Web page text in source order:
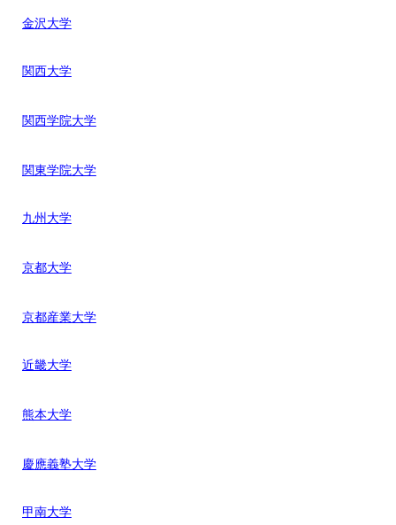
金沢大学
関西大学
関西学院大学
関東学院大学
九州大学
京都大学
京都産業大学
近畿大学
熊本大学
慶應義塾大学
甲南大学